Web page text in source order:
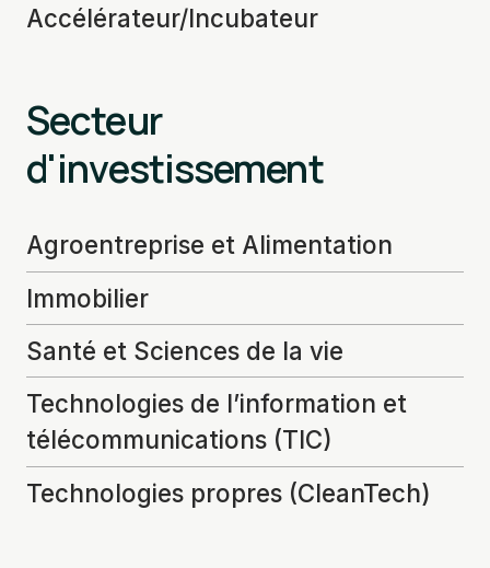
Accélérateur/Incubateur
Secteur
d'investissement
Agroentreprise et Alimentation
Immobilier
Santé et Sciences de la vie
Technologies de l’information et
télécommunications (TIC)
Technologies propres (CleanTech)